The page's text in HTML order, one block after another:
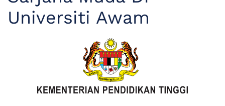
Universiti Awam